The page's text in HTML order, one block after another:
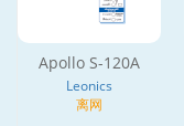
Apollo S-120A
Leonics
离网